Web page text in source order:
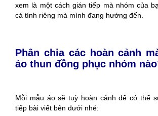
xem là một cách gián tiếp mà nhóm của
cá tính riêng mà mình đang hướng đến.
Phân chia các hoàn cảnh
áo thun đồng phục nhóm
Mỗi mẫu áo sẽ tuỳ hoàn cảnh để có thể
tiếp bài viết bên dưới nhé: